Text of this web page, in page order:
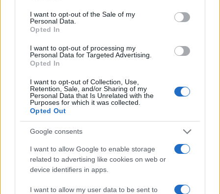
I want to opt-out of the Sale of my
Personal Data.
Opted In
I want to opt-out of processing my
Personal Data for Targeted Advertising.
Opted In
I want to opt-out of Collection, Use,
Retention, Sale, and/or Sharing of my
Personal Data that Is Unrelated with the
Purposes for which it was collected.
Opted Out
Google consents
I want to allow Google to enable storage
related to advertising like cookies on web or
device identifiers in apps.
I want to allow my user data to be sent to
A spiegarmelo allora fu un altro grande avvocato
di sinistra, Enzo Lo Giudice, difensore di Craxi:
distorsioni della Procura di Milano, messe in atto
con la complicità di molti suoi colleghi.
Spazzali se ne va con il suo segreto. Cusani
pagato un prezzo umano e professionale
altissimo. La politica ha attraversato anni di crisi
con l’estinzione dei partiti, il conflitto politica-
magistratura è ancora oggi irrisolto e il sistema ne
fa le spese.